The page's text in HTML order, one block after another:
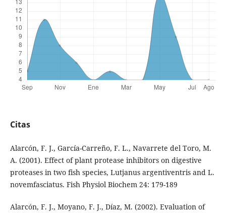
Citas
Alarcón, F. J., García-Carreño, F. L., Navarrete del Toro, M.
A. (2001). Effect of plant protease inhibitors on digestive
proteases in two fish species, Lutjanus argentiventris and L.
novemfasciatus. Fish Physiol Biochem 24: 179-189
Alarcón, F. J., Moyano, F. J., Díaz, M. (2002). Evaluation of